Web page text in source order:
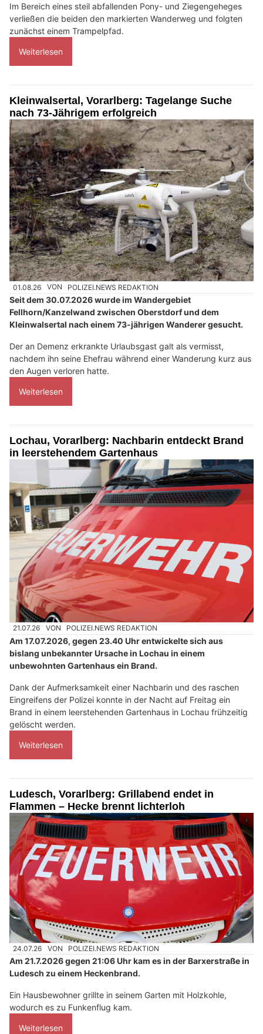
Im Bereich eines steil abfallenden Pony- und Ziegengeheges
verließen die beiden den markierten Wanderweg und folgten
zunächst einem Trampelpfad.
Weiterlesen
Kleinwalsertal, Vorarlberg: Tagelange Suche
nach 73-Jährigem erfolgreich
01.08.26 VON POLIZEI.NEWS REDAKTION
Seit dem 30.07.2026 wurde im Wandergebiet
Fellhorn/Kanzelwand zwischen Oberstdorf und dem
Kleinwalsertal nach einem 73-jährigen Wanderer gesucht.
Der an Demenz erkrankte Urlaubsgast galt als vermisst,
nachdem ihn seine Ehefrau während einer Wanderung kurz aus
den Augen verloren hatte.
Weiterlesen
Lochau, Vorarlberg: Nachbarin entdeckt Brand
in leerstehendem Gartenhaus
21.07.26 VON POLIZEI.NEWS REDAKTION
Am 17.07.2026, gegen 23.40 Uhr entwickelte sich aus
bislang unbekannter Ursache in Lochau in einem
unbewohnten Gartenhaus ein Brand.
Dank der Aufmerksamkeit einer Nachbarin und des raschen
Eingreifens der Polizei konnte in der Nacht auf Freitag ein
Brand in einem leerstehenden Gartenhaus in Lochau frühzeitig
gelöscht werden.
Weiterlesen
Ludesch, Vorarlberg: Grillabend endet in
Flammen – Hecke brennt lichterloh
24.07.26 VON POLIZEI.NEWS REDAKTION
Am 21.7.2026 gegen 21:06 Uhr kam es in der Barxerstraße in
Ludesch zu einem Heckenbrand.
Ein Hausbewohner grillte in seinem Garten mit Holzkohle,
wodurch es zu Funkenflug kam.
Weiterlesen